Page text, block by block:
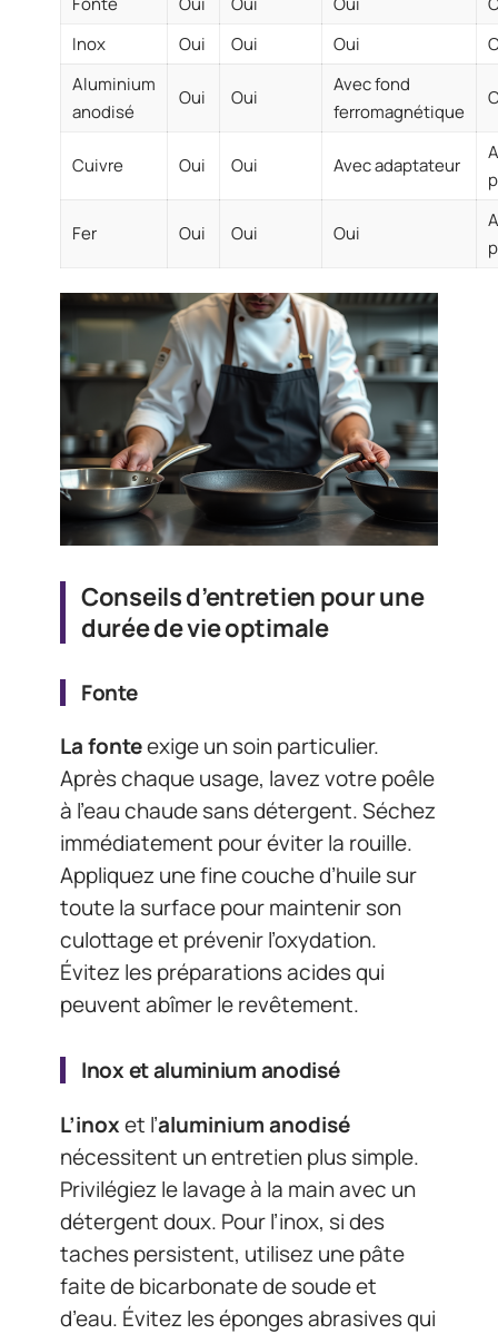
Inox
Oui Oui Oui
Aluminium
anodisé
Oui Oui
Avec fond
ferromagnétique
Cuivre Oui Oui Avec adaptateur
Fer Oui Oui Oui
Conseils d’entretien pour une
durée de vie optimale
Fonte
La fonteexige un soin particulier.
Après chaque usage, lavez votre poêle
à l’eau chaude sans détergent. Séchez
immédiatement pour éviter la rouille.
Appliquez une fine couche d’huile sur
toute la surface pour maintenir son
culottage et prévenir l’oxydation.
Évitez les préparations acides qui
peuvent abîmer le revêtement.
Inox et aluminium anodisé
L’inoxet l’aluminium anodisé
nécessitent un entretien plus simple.
Privilégiez le lavage à la main avec un
détergent doux. Pour l’inox, si des
taches persistent, utilisez une pâte
faite de bicarbonate de soude et
d’eau. Évitez les éponges abrasives qui